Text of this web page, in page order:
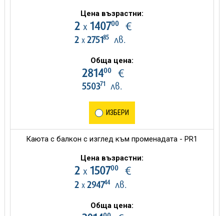
Цена възрастни:
2 х 140700€
2 х 275185лв.
Обща цена:
281400€
550371 лв.
ИЗБЕРИ
Каюта с балкон с изглед към променадата - PR1
Цена възрастни:
2 х 150700€
2 х 294744лв.
Обща цена: